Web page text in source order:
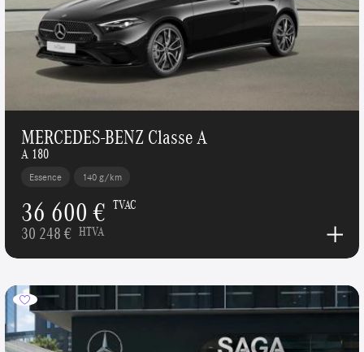
MERCEDES-BENZ Classe A
A 180
Essence 140 g/km
36 600 € TVAC
30 248 € HTVA